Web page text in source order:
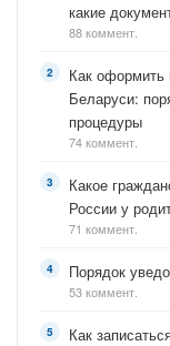
какие
88 коммент.
Как оформить
Беларуси:
процедуры
74 коммент.
Какое
России у
71 коммент.
Порядок
53 коммент.
Как